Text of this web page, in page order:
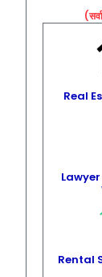
Real
Rental